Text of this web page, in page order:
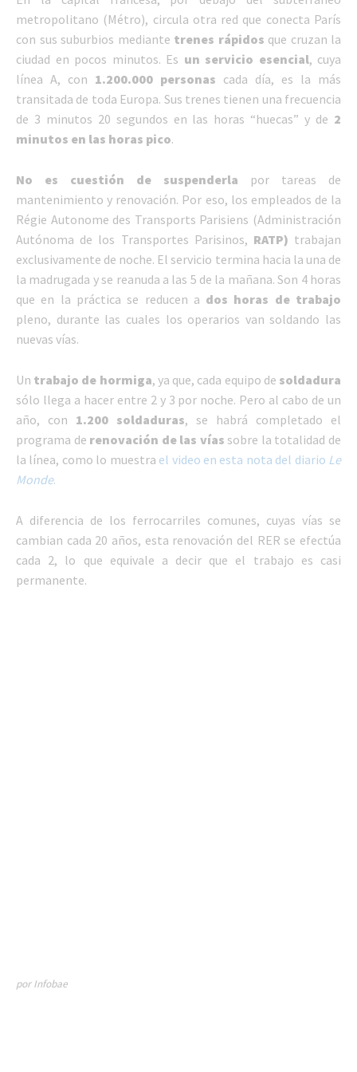
metropolitano (Métro), circula otra red que conecta París
con sus suburbios mediante trenes rápidos que cruzan la
ciudad en pocos minutos. Es un servicio esencial, cuya
línea A, con 1.200.000 personas cada día, es la más
transitada de toda Europa. Sus trenes tienen una frecuencia
de 3 minutos 20 segundos en las horas “huecas” y de 2
minutos en las horas pico.
No es cuestión de suspenderla por tareas de
mantenimiento y renovación. Por eso, los empleados de la
Régie Autonome des Transports Parisiens (Administración
Autónoma de los Transportes Parisinos, RATP) trabajan
exclusivamente de noche. El servicio termina hacia la una de
la madrugada y se reanuda a las 5 de la mañana. Son 4 horas
que en la práctica se reducen a dos horas de trabajo
pleno, durante las cuales los operarios van soldando las
nuevas vías.
Un trabajo de hormiga, ya que, cada equipo de soldadura
sólo llega a hacer entre 2 y 3 por noche. Pero al cabo de un
año, con 1.200 soldaduras, se habrá completado el
programa de renovación de las vías sobre la totalidad de
la línea, como lo muestra el video en esta nota del diario Le
Monde.
A diferencia de los ferrocarriles comunes, cuyas vías se
cambian cada 20 años, esta renovación del RER se efectúa
cada 2, lo que equivale a decir que el trabajo es casi
permanente.
por Infobae